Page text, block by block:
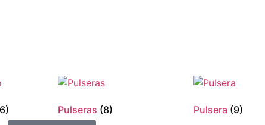
Pulseras (8) Pulsera (9)